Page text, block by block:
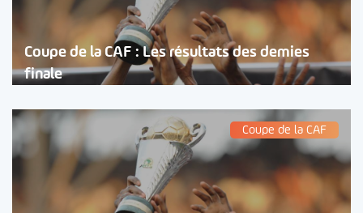
Coupe de la CAF : Les résultats des demies
finale
Coupe de la CAF